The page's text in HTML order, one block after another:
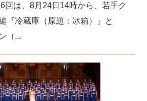
回は、8月24日14時から、若手ク
『冷蔵庫（原題：冰箱）』と
（...